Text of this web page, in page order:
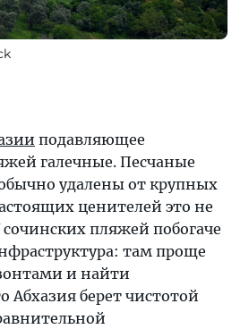
подавляющее
галечные. Песчаные
удалены от крупных
ценителей это не
сочинских пляжей побогаче
там проще
и найти
Абхазия берет чистотой